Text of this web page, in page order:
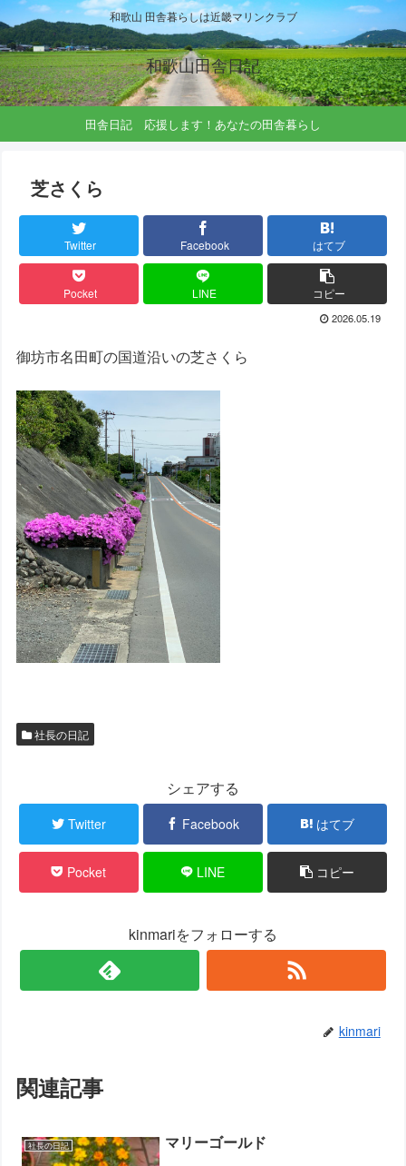
和歌山 田舎暮らしは近畿マリンクラブ
和歌山田舎日記
田舎日記 応援します！あなたの田舎暮らし
芝さくら
Twitter Facebook はてブ
Pocket LINE コピー
2026.05.19
御坊市名田町の国道沿いの芝さくら
社長の日記
シェアする
Twitter Facebook はてブ
Pocket LINE コピー
kinmariをフォローする
kinmari
関連記事
社長の日記 マリーゴールド